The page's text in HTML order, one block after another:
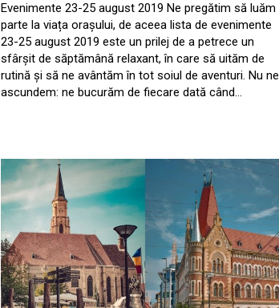
Evenimente 23-25 august 2019 Ne pregătim să luăm
parte la viața orașului, de aceea lista de evenimente
23-25 august 2019 este un prilej de a petrece un
sfârșit de săptămână relaxant, în care să uităm de
rutină și să ne avântăm în tot soiul de aventuri. Nu ne
ascundem: ne bucurăm de fiecare dată când…